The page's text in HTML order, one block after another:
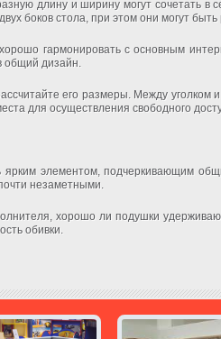
длину и ширину могут сочетать в
боков стола, при этом они могут
гармонировать с основным
общий дизайн.
его размеры. Между
для осуществления свободного
ярким элементом, подчеркивающим
незаметными.
хорошо ли подушки
обивки.